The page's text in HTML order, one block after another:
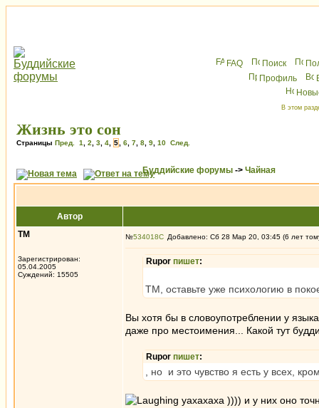
FAQ Поиск
Профиль
В этом
Жизнь это сон
Страницы Пред. 1 2 3 4 5 6 7 8 9 10 След.
Буддийские форумы -> Чайная
Автор
ТМ
Зарегистрирован:
05.04.2005
Суждений: 15505
№534018 Добавлено: Сб 28 Мар 20, 03:45 (6 лет
Rupor пишет:
ТМ, оставьте уже психологию в
Вы хотя бы в словоупотреблении у
даже про местоимения... Какой тут
Rupor пишет:
, но и это чувство я есть у всех,
уахахаха )))) и у них оно